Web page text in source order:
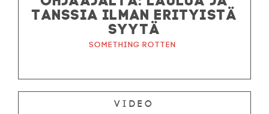
TANSSIA ILMAN ERITYISTÄ
SYYTÄ
Something Rotten
Video